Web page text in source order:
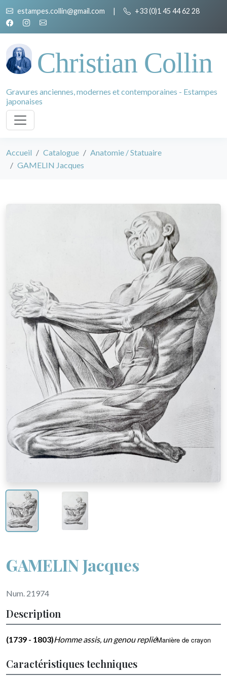
estampes.collin@gmail.com | +33 (0)1 45 44 62 28
Christian Collin
Gravures anciennes, modernes et contemporaines - Estampes
japonaises
Accueil Catalogue
Anatomie / Statuaire
GAMELIN Jacques
GAMELIN Jacques
Num. 21974
Description
(1739 - 1803)Homme assis, un genou repliéManière de crayon
Caractéristiques techniques